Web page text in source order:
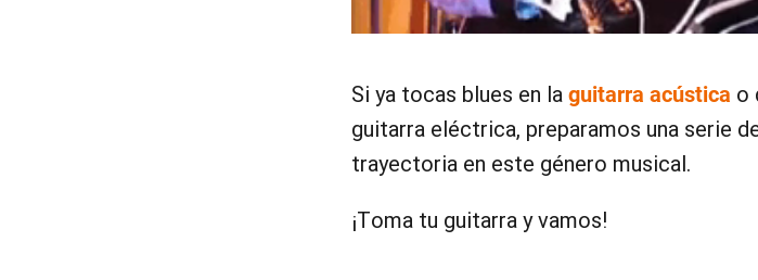
Si ya tocas blues en la guitarra acústica o
guitarra eléctrica, preparamos una serie
trayectoria en este género musical.
¡Toma tu guitarra y vamos!